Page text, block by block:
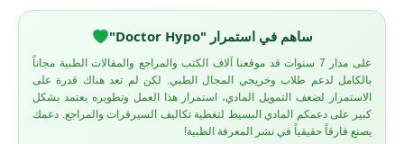
ساهم في استمرار "Doctor Hypo"
على مدار 7 سنوات قد موقعنا آلاف الكتب والمراجع والمقالات الطبية مجاناً
بالكامل لدعم طلاب وخريجي المجال الطبي. لكن لم تعد هناك قدرة على
الاستمرار لضعف التمويل المادي، استمرار هذا العمل وتطويره يعتمد بشكل
كبير على دعمكم المادي البسيط لتغطية تكاليف السيرفرات والمراجع. دعمك
يصنع فارقاً حقيقياً في نشر المعرفة الطبية!